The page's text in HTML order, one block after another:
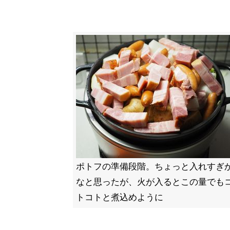
ポトフの準備段階。ちょっと入れすぎ
なと思ったが、火が入るとこの量でも
トコトと煮込めように